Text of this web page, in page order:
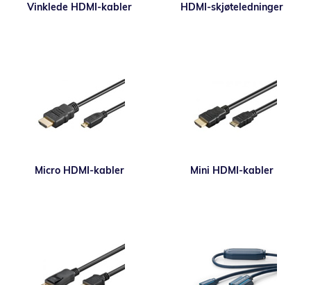
Vinklede HDMI-kabler HDMI-skjøteledninger
Micro HDMI-kabler Mini HDMI-kabler